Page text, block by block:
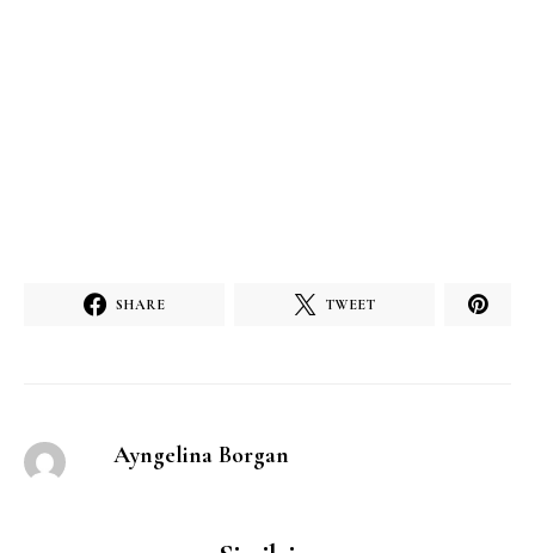
SHARE TWEET
Ayngelina Borgan